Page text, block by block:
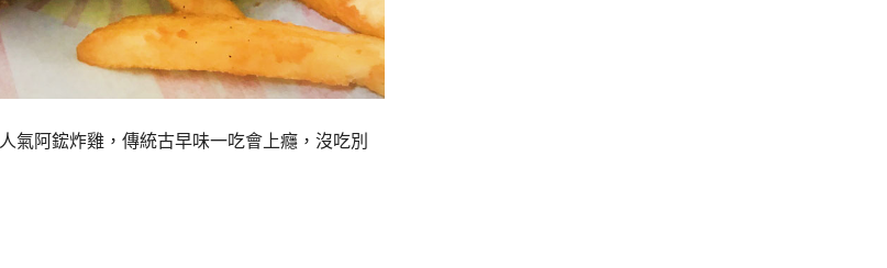
氣阿鋐炸雞，傳統古早味一吃會上癮，沒吃別